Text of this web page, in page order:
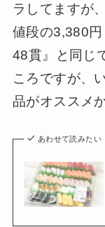
ラしてますが
値段の3,380
48貫』と同じ
ころですが、
品がオススメ
あわせて読みたい